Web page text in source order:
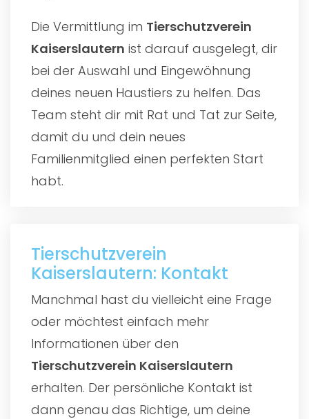
Die Vermittlung im Tierschutzverein
Kaiserslautern ist darauf ausgelegt, dir
bei der Auswahl und Eingewöhnung
deines neuen Haustiers zu helfen. Das
Team steht dir mit Rat und Tat zur Seite,
damit du und dein neues
Familienmitglied einen perfekten Start
habt.
Tierschutzverein
Kaiserslautern: Kontakt
Manchmal hast du vielleicht eine Frage
oder möchtest einfach mehr
Informationen über den
Tierschutzverein Kaiserslautern
erhalten. Der persönliche Kontakt ist
dann genau das Richtige, um deine